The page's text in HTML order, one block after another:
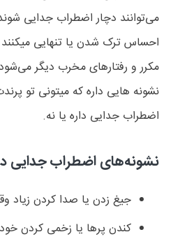
می‌توانند دچار اضطراب جدایی
احساس ترک شدن یا تنهایی
مکرر و رفتارهای مخرب دیگر
نشونه هایی داره که میتونی تو
اضطراب جدایی داره یا نه.
نشونه‌های اضطراب جدایی
جیغ زدن یا صدا کردن زیاد
کندن پرها یا زخمی کردن